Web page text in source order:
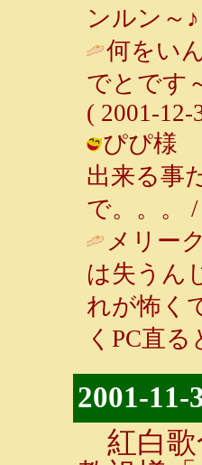
ンルン～
何をい
でとです
( 2001-12-
ぴぴ様
出来る事
で。。。
メリー
は失うん
れが怖く
くPC直
2001-
紅白歌